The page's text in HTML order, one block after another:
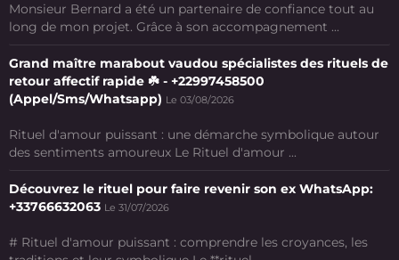
Monsieur Bernard a été un partenaire de confiance tout au
long de mon projet. Grâce à son accompagnement ...
Grand maître marabout vaudou spécialistes des rituels de
retour affectif rapide ☘️ - +22997458500
(Appel/Sms/Whatsapp) Le 03/08/2026
Rituel d'amour puissant : une démarche symbolique autour
des sentiments amoureux Le Rituel d'amour ...
Découvrez le rituel pour faire revenir son ex WhatsApp:
+33766632063 Le 31/07/2026
# Rituel d'amour puissant : comprendre les croyances, les